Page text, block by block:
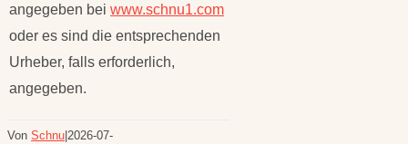
angegeben bei www.schnu1.com
oder es sind die entsprechenden
Urheber, falls erforderlich,
angegeben.
Von Schnu 2026-07-